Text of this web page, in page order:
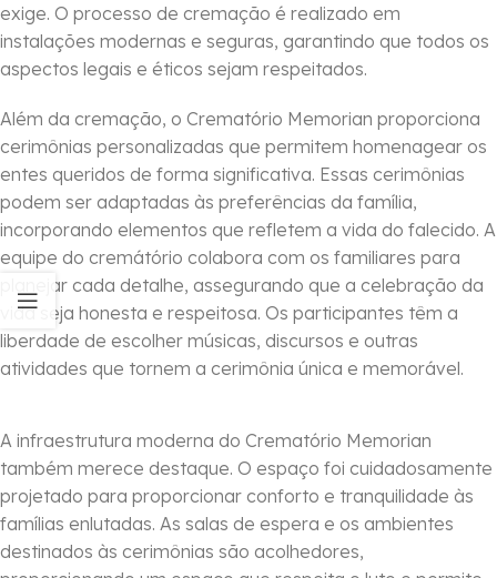
exige. O processo de cremação é realizado em
instalações modernas e seguras, garantindo que todos os
aspectos legais e éticos sejam respeitados.
Além da cremação, o Crematório Memorian proporciona
cerimônias personalizadas que permitem homenagear os
entes queridos de forma significativa. Essas cerimônias
podem ser adaptadas às preferências da família,
incorporando elementos que refletem a vida do falecido. A
equipe do cremátório colabora com os familiares para
planejar cada detalhe, assegurando que a celebração da
vida seja honesta e respeitosa. Os participantes têm a
liberdade de escolher músicas, discursos e outras
atividades que tornem a cerimônia única e memorável.
A infraestrutura moderna do Crematório Memorian
também merece destaque. O espaço foi cuidadosamente
projetado para proporcionar conforto e tranquilidade às
famílias enlutadas. As salas de espera e os ambientes
destinados às cerimônias são acolhedores,